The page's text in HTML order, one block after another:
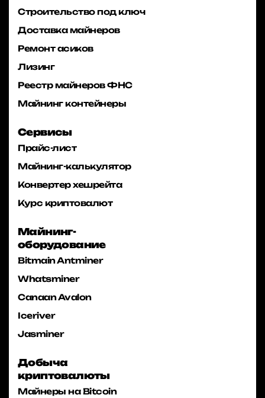
Строительство под ключ
Доставка майнеров
Ремонт асиков
Лизинг
Реестр майнеров ФНС
Майнинг контейнеры
Сервисы
Прайс-лист
Майнинг-калькулятор
Конвертер хешрейта
Курс криптовалют
Майнинг-
оборудование
Bitmain Antminer
Whatsminer
Canaan Avalon
Iceriver
Jasminer
Добыча
криптовалюты
Майнеры на Bitcoin